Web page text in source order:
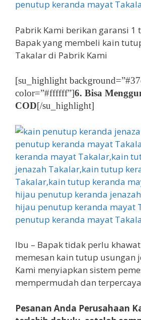
Pabrik Kami berikan garansi 1
Bapak yang membeli kain
Takalar di Pabrik Kami
[su_highlight
color=”#ffffff”]6. Bisa
COD[/su_highlight]
Ibu – Bapak tidak perlu
memesan kain tutup usungan
Kami menyiapkan sistem
mempermudah dan
Pesanan Anda Perusahaan